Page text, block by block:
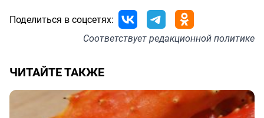
Поделиться в соцсетях:
Соответствуетредакционной политике
ЧИТАЙТЕ ТАКЖЕ